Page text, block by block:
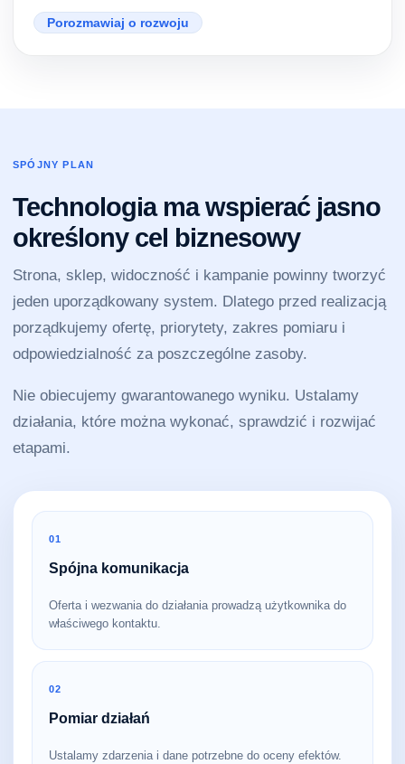
Porozmawiaj o rozwoju
SPÓJNY PLAN
Technologia ma wspierać jasno
określony cel biznesowy
Strona, sklep, widoczność i kampanie powinny tworzyć
jeden uporządkowany system. Dlatego przed realizacją
porządkujemy ofertę, priorytety, zakres pomiaru i
odpowiedzialność za poszczególne zasoby.
Nie obiecujemy gwarantowanego wyniku. Ustalamy
działania, które można wykonać, sprawdzić i rozwijać
etapami.
01
Spójna komunikacja
Oferta i wezwania do działania prowadzą użytkownika do
właściwego kontaktu.
02
Pomiar działań
Ustalamy zdarzenia i dane potrzebne do oceny efektów.